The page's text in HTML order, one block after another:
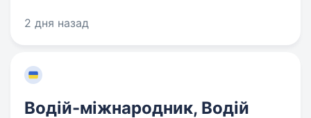
2 дня назад
Водій-міжнародник, Водій